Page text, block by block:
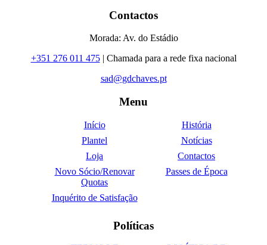
Contactos
Morada: Av. do Estádio
+351 276 011 475| Chamada para a rede fixa nacional
sad@gdchaves.pt
Menu
Início
História
Plantel
Notícias
Loja
Contactos
Novo Sócio/Renovar
Quotas
Passes de Época
Inquérito de Satisfação
Políticas